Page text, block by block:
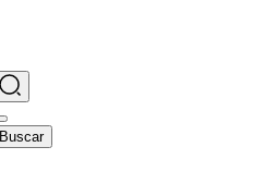
Buscar